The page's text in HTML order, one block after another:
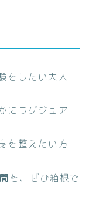
をしたい大人
にラグジュア
を整えたい方
を、ぜひ箱根で